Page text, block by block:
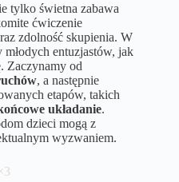
tylko świetna zabawa
ćwiczenie
zdolność skupienia. W
entuzjastów, jak
Zaczynamy od
, a następnie
etapów, takich
układanie.
dzieci mogą z
wyzwaniem.